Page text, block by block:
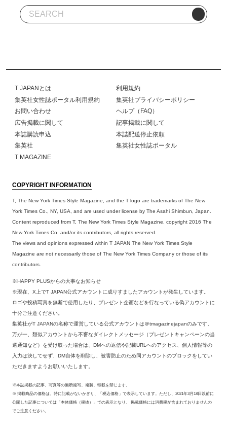
T JAPANとは
利用規約
集英社女性誌ポータル利用規約
集英社プライバシーポリシー
お問い合わせ
ヘルプ（FAQ）
広告掲載に関して
記事掲載に関して
本誌購読申込
本誌配送停止依頼
集英社
集英社女性誌ポータル
T MAGAZINE
COPYRIGHT INFORMATION
T, The New York Times Style Magazine, and the T logo are trademarks of The New
York Times Co., NY, USA, and are used under license by The Asahi Shimbun, Japan.
Content reproduced from T, The New York Times Style Magazine, copyright 2016 The
New York Times Co. and/or its contributors, all rights reserved.
The views and opinions expressed within T JAPAN The New York Times Style
Magazine are not necessarily those of The New York Times Company or those of its
contributors.
※HAPPY PLUSからの大事なお知らせ
※現在、X上でT JAPAN公式アカウントに成りすましたアカウントが発生しています。
ロゴや投稿写真を無断で使用したり、プレゼント企画などを行なっている偽アカウントに
十分ご注意ください。
集英社がT JAPANの名称で運営している公式アカウントは＠tmagazinejapanのみです。
万が一、類似アカウントから不審なダイレクトメッセージ（プレゼントキャンペーンの当
選通知など）を受け取った場合は、DMへの返信や記載URLへのアクセス、個人情報等の
入力は決してせず、DM自体を削除し、被害防止のため同アカウントのブロックをしてい
ただきますようお願いいたします。
※本誌掲載の記事、写真等の無断複写、複製、転載を禁じます。
※ 掲載商品の価格は、特に記載がないかぎり、「税込価格」で表示しています。ただし、2021年3月18日以前に
公開した記事については「本体価格（税抜）」での表示となり、 掲載価格には消費税が含まれておりませんの
でご注意ください。